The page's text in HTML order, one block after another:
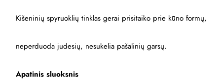
Kišeninių spyruoklių tinklas gerai prisitaiko prie kūno formų,
neperduoda judesių, nesukelia pašalinių garsų.
Apatinis sluoksnis